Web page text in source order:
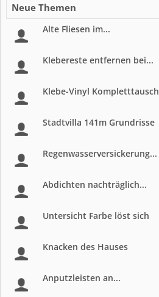
Neue Themen
Alte Fliesen im...
Klebereste entfernen bei...
Klebe-Vinyl Kompletttausch
Stadtvilla 141m Grundrisse
Regenwasserversickerung...
Abdichten nachträglich...
Untersicht Farbe löst sich
Knacken des Hauses
Anputzleisten an...